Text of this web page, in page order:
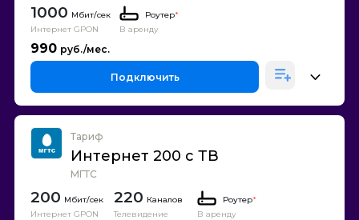
1000
Интернет GPON
Роутер*
В аренду
990
Подключить
Тариф
Интернет 200 с ТВ
МГТС
200
Интернет GPON
220 Каналов
Телевидение
Роутер*
В аренду